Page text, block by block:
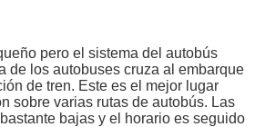
pero el sistema del autobús
de los autobuses cruza al embarque
de tren. Este es el mejor lugar
sobre varias rutas de autobús. Las
bajas y el horario es seguido